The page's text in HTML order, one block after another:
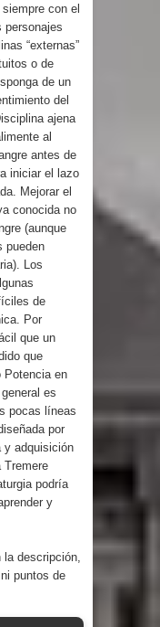
con el
personajes
“externas”
o de
de un
del
ajena
al
antes de
iniciar el lazo
Mejorar el
conocida no
(aunque
pueden
Los
de
Por
que un
que
Potencia en
es
pocas líneas
por
y adquisición
Tremere
podría
y
descripción,
puntos de